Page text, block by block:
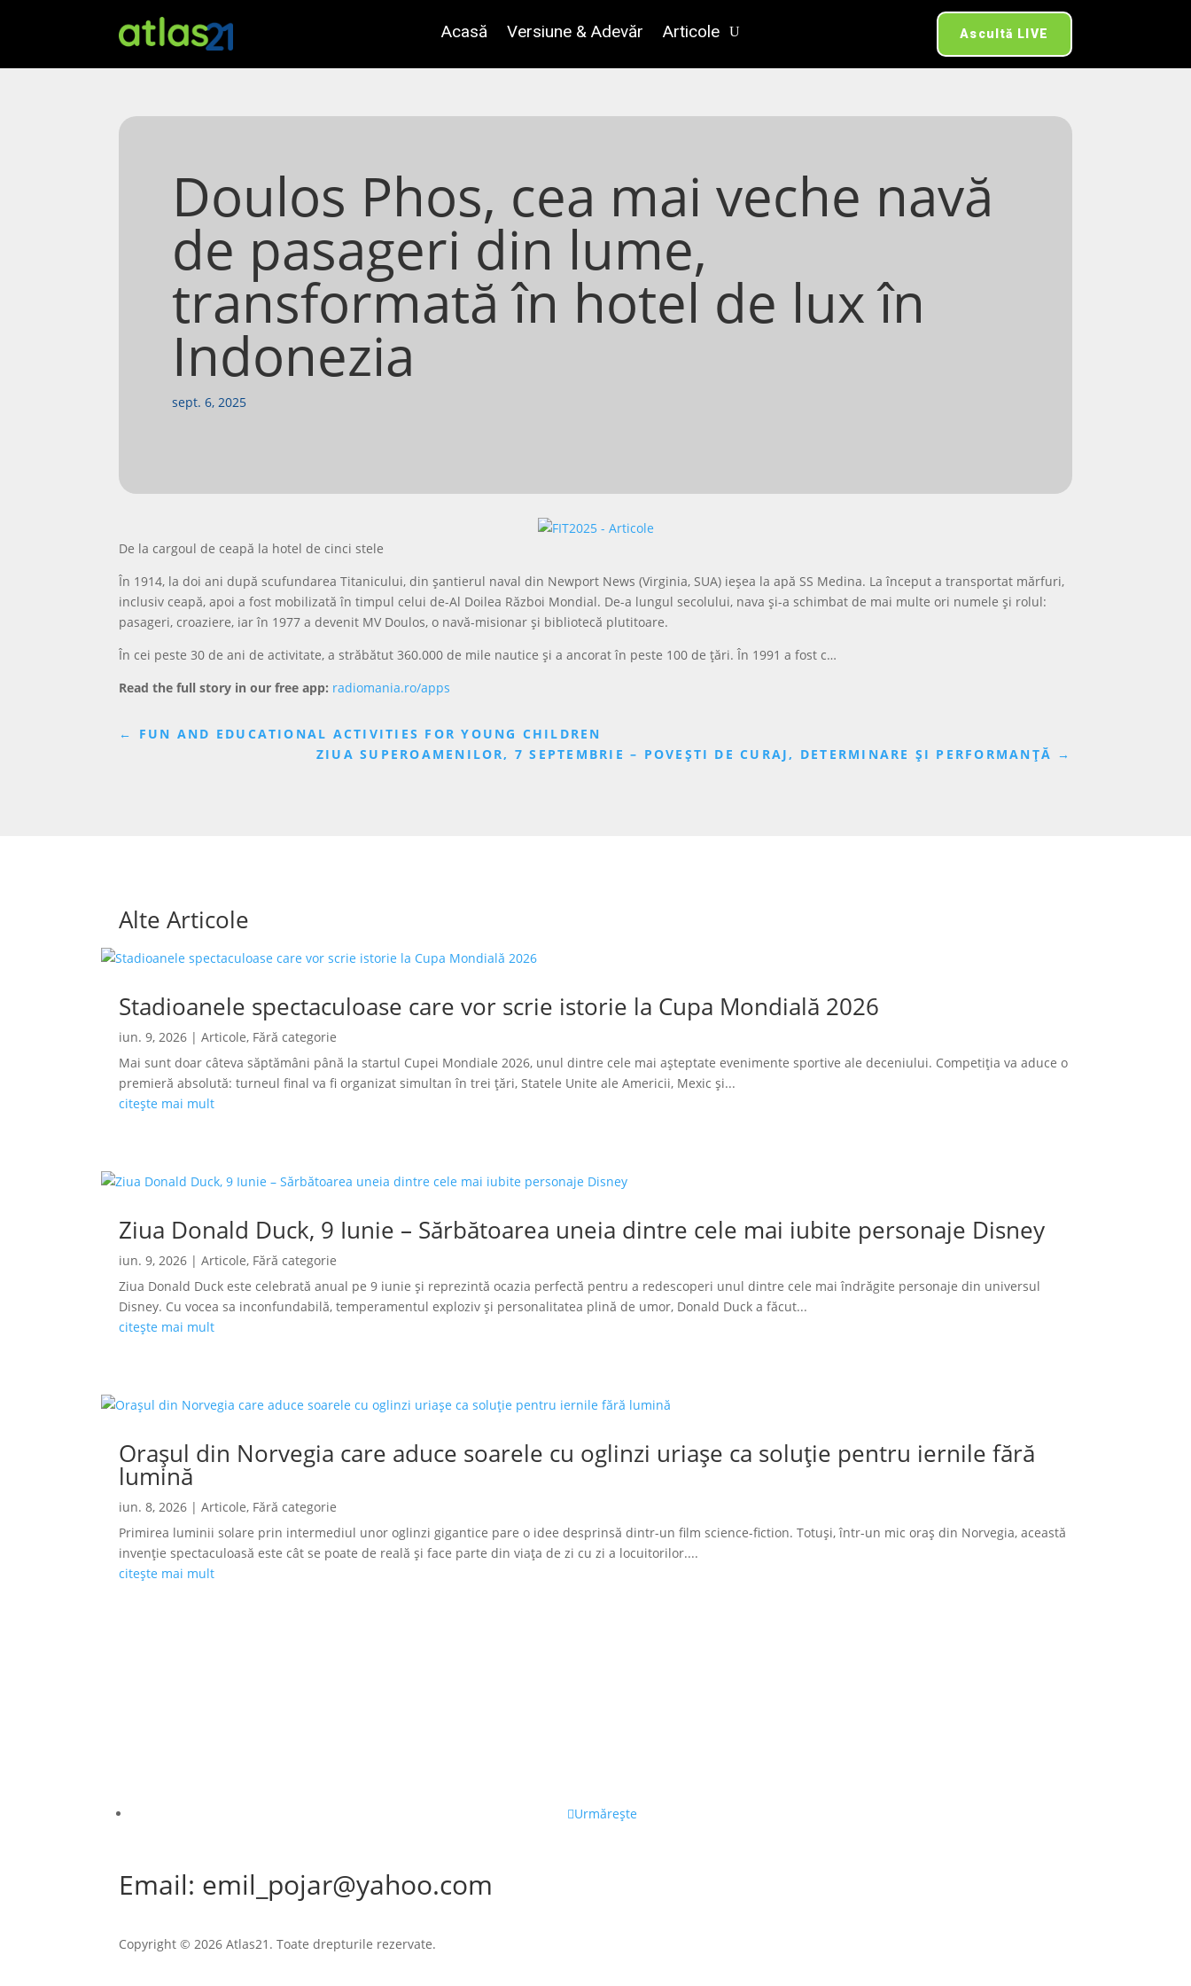
Acasă Versiune & Adevăr Articole Ascultă LIVE
Doulos Phos, cea mai veche navă
de pasageri din lume,
transformată în hotel de lux în
Indonezia
sept. 6, 2025
De la cargoul de ceapă la hotel de cinci stele
În 1914, la doi ani după scufundarea Titanicului, din șantierul naval din Newport News (Virginia, SUA) ieșea la apă SS Medina. La început a transportat mărfuri,
inclusiv ceapă, apoi a fost mobilizată în timpul celui de-Al Doilea Război Mondial. De-a lungul secolului, nava și-a schimbat de mai multe ori numele și rolul:
pasageri, croaziere, iar în 1977 a devenit MV Doulos, o navă-misionar și bibliotecă plutitoare.
În cei peste 30 de ani de activitate, a străbătut 360.000 de mile nautice și a ancorat în peste 100 de țări. În 1991 a fost c…
Read the full story in our free app: radiomania.ro/apps
← FUN AND EDUCATIONAL ACTIVITIES FOR YOUNG CHILDREN
ZIUA SUPEROAMENILOR, 7 SEPTEMBRIE – POVEȘTI DE CURAJ, DETERMINARE ȘI PERFORMANȚĂ →
Alte Articole
Stadioanele spectaculoase care vor scrie istorie la Cupa Mondială 2026
iun. 9, 2026 |Articole, Fără categorie
Mai sunt doar câteva săptămâni până la startul Cupei Mondiale 2026, unul dintre cele mai așteptate evenimente sportive ale deceniului. Competiția va aduce o
premieră absolută: turneul final va fi organizat simultan în trei țări, Statele Unite ale Americii, Mexic și...
citește mai mult
Ziua Donald Duck, 9 Iunie – Sărbătoarea uneia dintre cele mai iubite personaje Disney
iun. 9, 2026 |Articole, Fără categorie
Ziua Donald Duck este celebrată anual pe 9 iunie și reprezintă ocazia perfectă pentru a redescoperi unul dintre cele mai îndrăgite personaje din universul
Disney. Cu vocea sa inconfundabilă, temperamentul exploziv și personalitatea plină de umor, Donald Duck a făcut...
citește mai mult
Orașul din Norvegia care aduce soarele cu oglinzi uriașe ca soluție pentru iernile fără
lumină
iun. 8, 2026 |Articole, Fără categorie
Primirea luminii solare prin intermediul unor oglinzi gigantice pare o idee desprinsă dintr-un film science-fiction. Totuși, într-un mic oraș din Norvegia, această
invenție spectaculoasă este cât se poate de reală și face parte din viața de zi cu zi a locuitorilor....
citește mai mult
Urmărește
Email: emil_pojar@yahoo.com
Copyright © 2026 Atlas21. Toate drepturile rezervate.